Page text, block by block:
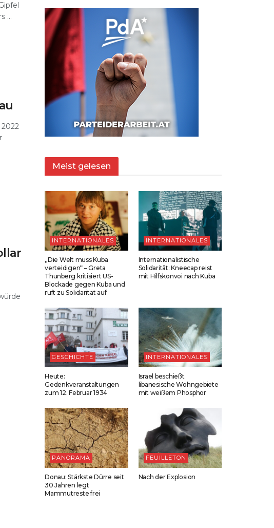
...
Meist gelesen
INTERNATIONALES
„Die Welt muss Kuba
verteidigen“ – Greta
Thunberg kritisiert US-
Blockade gegen Kuba und
ruft zu Solidarität auf
INTERNATIONALES
Internationalistische
Solidarität: Kneecap reist
mit Hilfskonvoi nach Kuba
GESCHICHTE
Heute:
Gedenkveranstaltungen
zum 12. Februar 1934
INTERNATIONALES
Israel beschießt
libanesische Wohngebiete
mit weißem Phosphor
PANORAMA
Donau: Stärkste Dürre seit
30 Jahren legt
Mammutreste frei
FEUILLETON
Nach der Explosion